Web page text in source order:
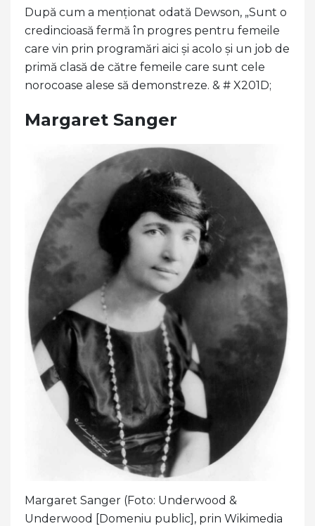
După cum a menționat odată Dewson, „Sunt o
credincioasă fermă în progres pentru femeile
care vin prin programări aici și acolo și un job de
primă clasă de către femeile care sunt cele
norocoase alese să demonstreze. & # X201D;
Margaret Sanger
Margaret Sanger (Foto: Underwood &
Underwood [Domeniu public], prin Wikimedia